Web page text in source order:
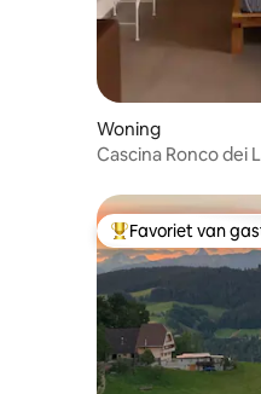
Woning
Cascina Ronco dei
Topfavoriet van
Favoriet van